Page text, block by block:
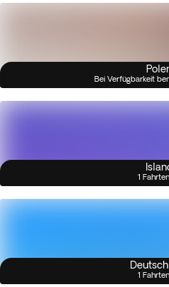
Bei Verfügbarkeit
1 Fahrten
1 Fahrten